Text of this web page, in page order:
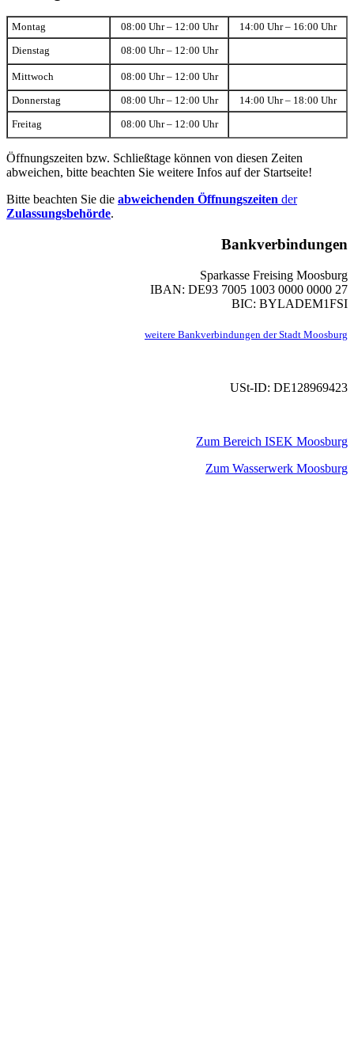
Montag 08:00 Uhr – 12:00 Uhr 14:00 Uhr – 16:00 Uhr
Dienstag 08:00 Uhr – 12:00 Uhr
Mittwoch 08:00 Uhr – 12:00 Uhr
Donnerstag 08:00 Uhr – 12:00 Uhr 14:00 Uhr – 18:00 Uhr
Freitag 08:00 Uhr – 12:00 Uhr
Öffnungszeiten bzw. Schließtage können von diesen Zeiten
abweichen, bitte beachten Sie weitere Infos auf der Startseite!
Bitte beachten Sie die abweichenden Öffnungszeiten der
Zulassungsbehörde.
Bankverbindungen
Sparkasse Freising Moosburg
IBAN: DE93 7005 1003 0000 0000 27
BIC: BYLADEM1FSI
weitere Bankverbindungen der Stadt Moosburg
USt-ID: DE128969423
Zum Bereich ISEK Moosburg
Zum Wasserwerk Moosburg